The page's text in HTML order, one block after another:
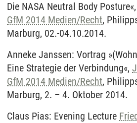
Die NASA Neutral Body Posture«,
GfM 2014 Medien/Recht,
Marburg, 02.-04.10.2014.
Anneke Janssen: Vortrag
Eine Strategie der Verbindung«,
GfM 2014 Medien/Recht,
Marburg, 2. – 4. Oktober 2014.
Claus Pias: Evening Lecture